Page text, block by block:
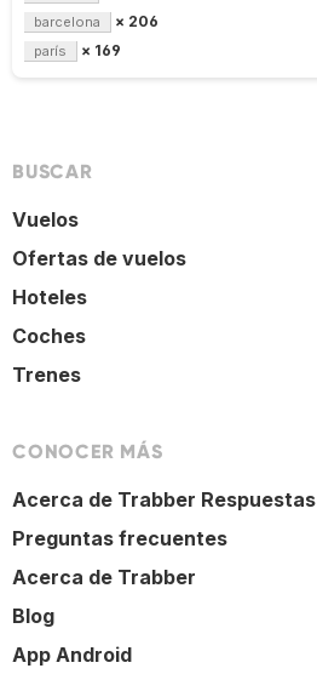
barcelona × 206
parís × 169
BUSCAR
Vuelos
Ofertas de vuelos
Hoteles
Coches
Trenes
CONOCER MÁS
Acerca de Trabber Respuestas
Preguntas frecuentes
Acerca de Trabber
Blog
App Android